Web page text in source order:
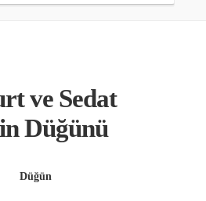
ve Sedat
Düğünü
Düğün